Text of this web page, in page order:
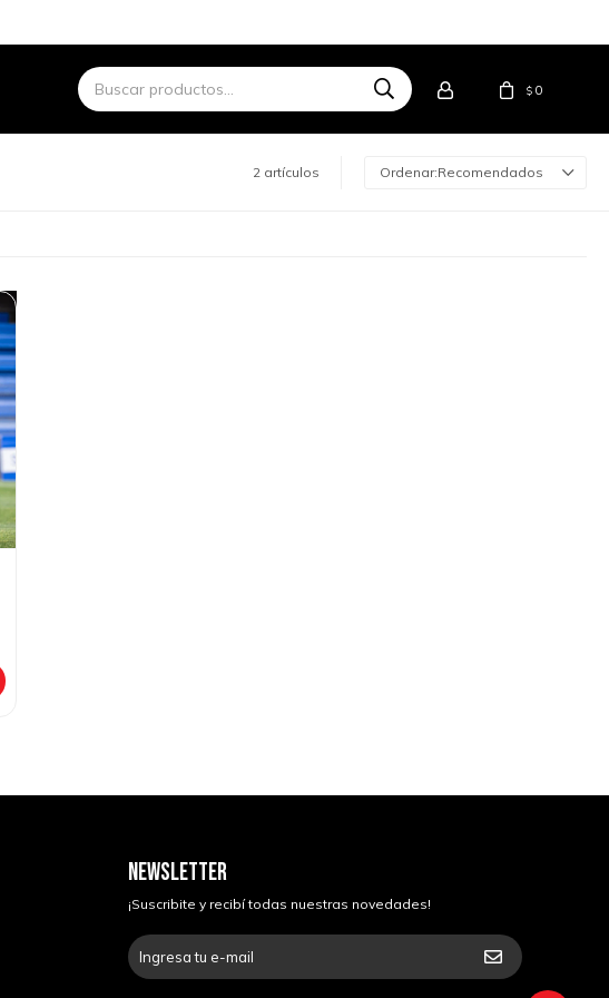
$ 0
2 artículos Recomendados
NEWSLETTER
¡Suscribite y recibí todas nuestras novedades!